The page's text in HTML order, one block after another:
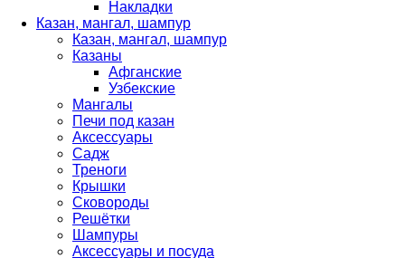
Накладки
Казан, мангал, шампур
Казан, мангал, шампур
Казаны
Афганские
Узбекские
Мангалы
Печи под казан
Аксессуары
Садж
Треноги
Крышки
Сковороды
Решётки
Шампуры
Аксессуары и посуда